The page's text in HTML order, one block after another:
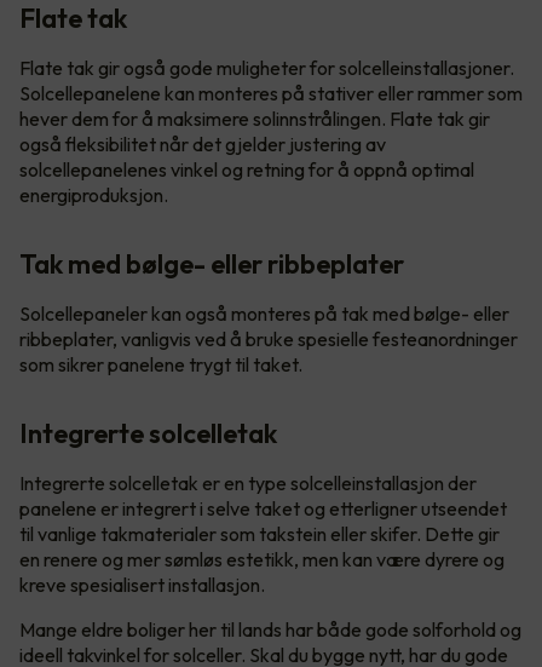
Flate tak
Flate tak gir også gode muligheter for solcelleinstallasjoner.
Solcellepanelene kan monteres på stativer eller rammer som
hever dem for å maksimere solinnstrålingen. Flate tak gir
også fleksibilitet når det gjelder justering av
solcellepanelenes vinkel og retning for å oppnå optimal
energiproduksjon.
Tak med bølge- eller ribbeplater
Solcellepaneler kan også monteres på tak med bølge- eller
ribbeplater, vanligvis ved å bruke spesielle festeanordninger
som sikrer panelene trygt til taket.
Integrerte solcelletak
Integrerte solcelletak er en type solcelleinstallasjon der
panelene er integrert i selve taket og etterligner utseendet
til vanlige takmaterialer som takstein eller skifer. Dette gir
en renere og mer sømløs estetikk, men kan være dyrere og
kreve spesialisert installasjon.
Mange eldre boliger her til lands har både gode solforhold og
ideell takvinkel for solceller. Skal du bygge nytt, har du gode